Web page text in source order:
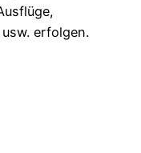
erfolgen.